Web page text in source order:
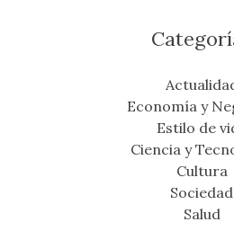
Economía y
Estilo de
Ciencia y
Cultura
Sociedad
Salud